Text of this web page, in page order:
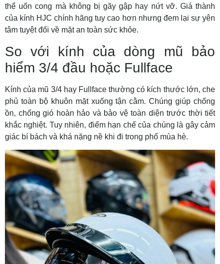
thể uốn cong mà không bị gãy gập hay nứt vỡ. Giá thành
của kính HJC chính hãng tuy cao hơn nhưng đem lại sự yên
tâm tuyệt đối về mặt an toàn sức khỏe.
So với kính của dòng mũ bảo
hiểm 3/4 đầu hoặc Fullface
Kính của mũ 3/4 hay Fullface thường có kích thước lớn, che
phủ toàn bộ khuôn mặt xuống tận cằm. Chúng giúp chống
ồn, chống gió hoàn hảo và bảo vệ toàn diện trước thời tiết
khắc nghiệt. Tuy nhiên, điểm hạn chế của chúng là gây cảm
giác bí bách và khá nặng nề khi đi trong phố mùa hè.